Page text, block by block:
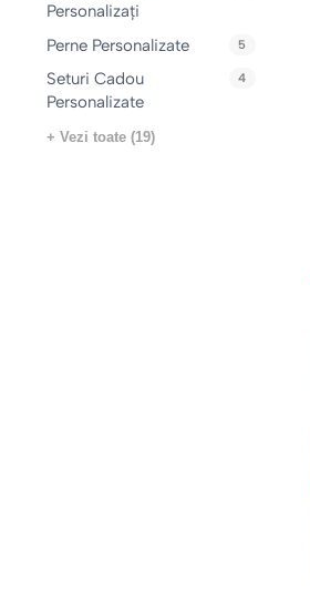
Personalizați
Perne Personalizate 5
Seturi Cadou
Personalizate
4
+ Vezi toate (19)